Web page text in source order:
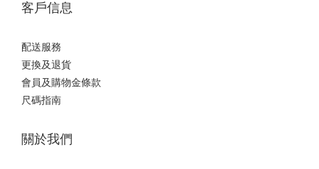
客戶信息
配送服務
更換及退貨
會員及購物金條款
尺碼指南
關於我們